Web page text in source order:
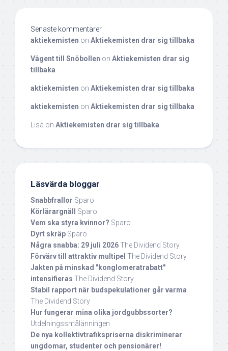
Senaste kommentarer
aktiekemisten on Aktiekemisten drar sig tillbaka
Vägent till Snöbollen on Aktiekemisten drar sig
tillbaka
aktiekemisten on Aktiekemisten drar sig tillbaka
aktiekemisten on Aktiekemisten drar sig tillbaka
Lisa on Aktiekemisten drar sig tillbaka
Läsvärda bloggar
Snabbfrallor Sparo
Körlärargnäll
Sparo
Vem ska styra kvinnor? Sparo
Dyrt skräp Sparo
Några snabba: 29 juli 2026The Dividend Story
Förvärv till attraktiv multipel The Dividend Story
Jakten på minskad "konglomeratrabatt"
intensifieras The Dividend Story
Stabil rapport när budspekulationer går varma
The Dividend Story
Hur fungerar mina olika jordgubbssorter?
Utdelningssmålänningen
De nya kollektivtrafikspriserna diskriminerar
ungdomar, studenter och pensionärer!